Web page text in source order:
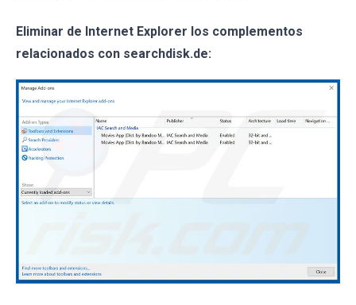
Eliminar de Internet Explorer los complementos
relacionados con searchdisk.de: